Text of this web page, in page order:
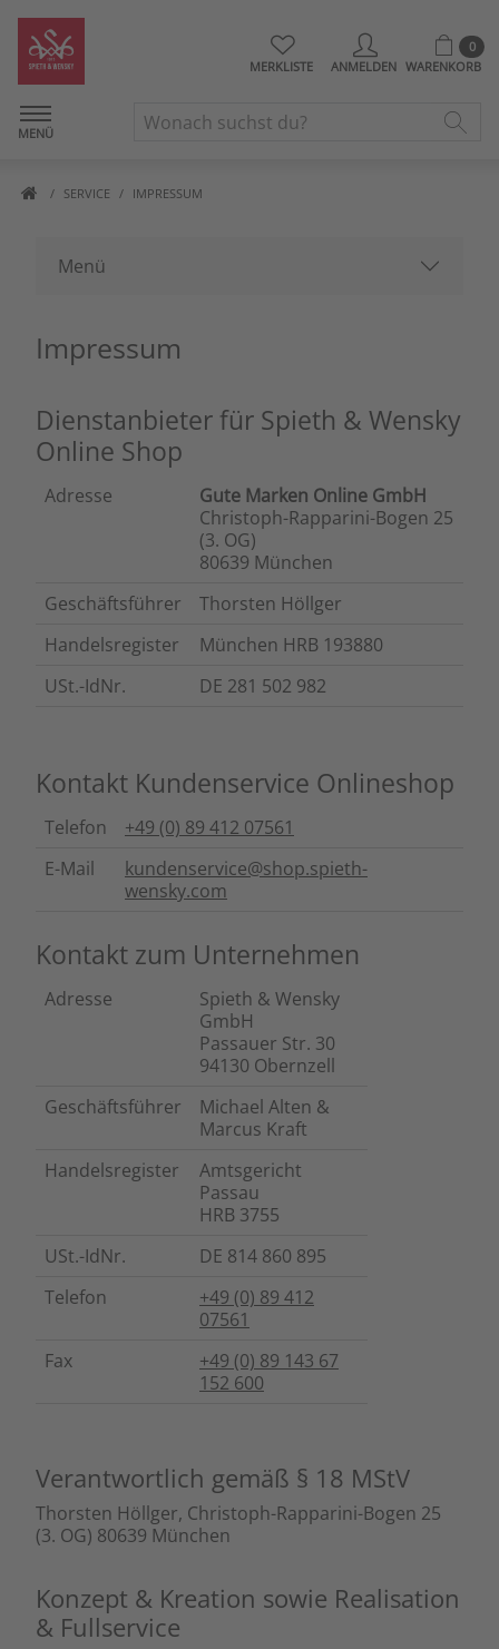
MERKLISTE ANMELDEN
0
WARENKORB
MENÜ
SERVICE IMPRESSUM
Menü
Impressum
Dienstanbieter für Spieth & Wensky
Online Shop
Adresse
Gute Marken Online GmbH
Christoph-Rapparini-Bogen 25
(3. OG)
80639 München
Geschäftsführer
Thorsten Höllger
Handelsregister
München HRB 193880
USt.-IdNr.
DE 281 502 982
Kontakt Kundenservice Onlineshop
Telefon +49 (0) 89 412 07561
E-Mail
kundenservice@shop.spieth-
wensky.com
Kontakt zum Unternehmen
Adresse
Spieth & Wensky
GmbH
Passauer Str. 30
94130 Obernzell
Geschäftsführer
Michael Alten &
Marcus Kraft
Handelsregister
Amtsgericht
Passau
HRB 3755
USt.-IdNr.
DE 814 860 895
Telefon
+49 (0) 89 412
07561
Fax
+49 (0) 89 143 67
152 600
Verantwortlich gemäß § 18 MStV
Thorsten Höllger, Christoph-Rapparini-Bogen 25
(3. OG) 80639 München
Konzept & Kreation sowie Realisation
& Fullservice